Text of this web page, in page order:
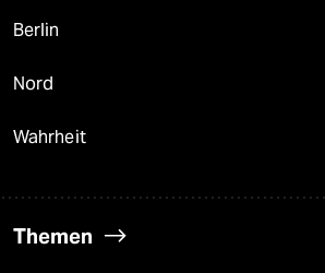
Berlin
Nord
Wahrheit
Themen